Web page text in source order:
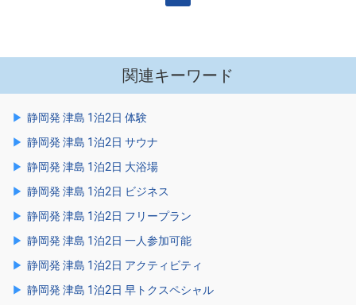
関連キーワード
静岡発 津島 1泊2日 体験
静岡発 津島 1泊2日 サウナ
静岡発 津島 1泊2日 大浴場
静岡発 津島 1泊2日 ビジネス
静岡発 津島 1泊2日 フリープラン
静岡発 津島 1泊2日 一人参加可能
静岡発 津島 1泊2日 アクティビティ
静岡発 津島 1泊2日 早トクスペシャル